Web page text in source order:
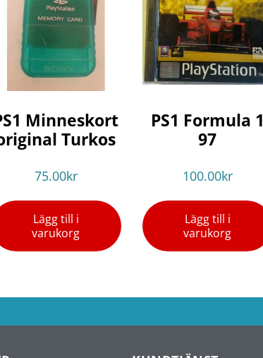
Minneskort
Turkos
75.00kr
Lägg till i
varukorg
PS1 Formula 1
97
100.00kr
Lägg till i
varukorg